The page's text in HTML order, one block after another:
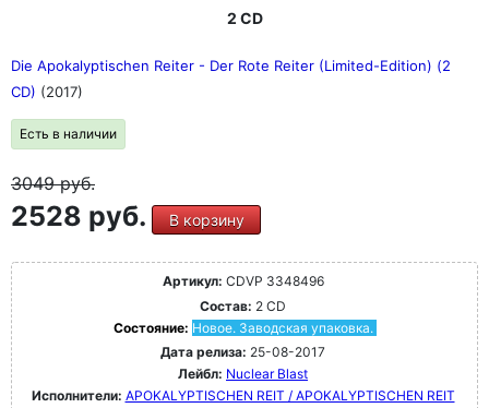
2 CD
Die Apokalyptischen Reiter - Der Rote Reiter (Limited-Edition) (2
CD) (2017)
Есть в наличии
3049руб.
2528 руб. В корзину
Артикул: CDVP 3348496
Состав: 2 CD
Состояние: Новое. Заводская упаковка.
Дата релиза: 25-08-2017
Лейбл: Nuclear Blast
Исполнители: APOKALYPTISCHEN REIT / APOKALYPTISCHEN REIT